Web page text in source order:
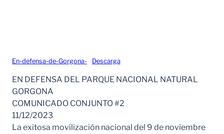
En-defensa-de-Gorgona- Descarga
EN DEFENSA DEL PARQUE NACIONAL NATURAL
GORGONA
COMUNICADO CONJUNTO #2
11/12/2023
La exitosa movilización nacional del 9 de noviembre